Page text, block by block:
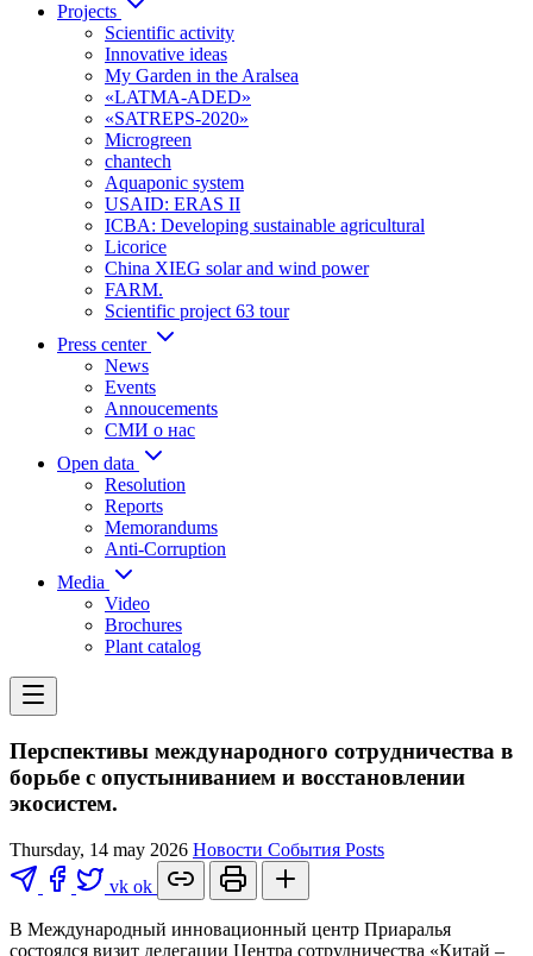
Projects
Scientific activity
Innovative ideas
My Garden in the Aralsea
«LATMA-ADED»
«SATREPS-2020»
Microgreen
chantech
Aquaponic system
USAID: ERAS II
ICBA: Developing sustainable agricultural
Licorice
China XIEG solar and wind power
FARM.
Scientific project 63 tour
Press center
News
Events
Annoucements
СМИ о нас
Open data
Resolution
Reports
Memorandums
Anti-Corruption
Media
Video
Brochures
Plant catalog
Перспективы международного сотрудничества в
борьбе с опустыниванием и восстановлении
экосистем.
Thursday, 14 may 2026 Новости События Posts
vk ok
В Международный инновационный центр Приаралья
состоялся визит делегации Центра сотрудничества «Китай –